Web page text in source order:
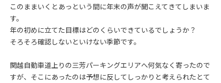
このままいくとあっという間に年末の声が聞こえてきてしまいま
す。
年の初めに立てた目標はどのくらいできているでしょうか？
そろそろ確認しないといけない季節です。
関越自動車道上りの三芳パーキングエリアへ何気なく寄ったので
すが、そこにあったのは予想に反してしっかりと考えられたとて